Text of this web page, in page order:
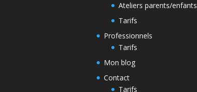
Ateliers parents/enfants
Tarifs
Professionnels
Tarifs
Mon blog
Contact
Tarifs